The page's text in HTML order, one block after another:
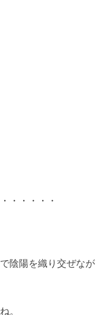
・・・・・
陰陽を織り交ぜなが
。